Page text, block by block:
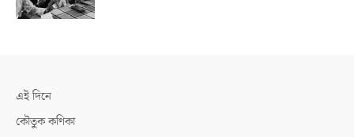
এই দিনে
কৌতুক কণিকা